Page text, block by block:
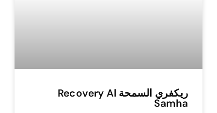
ريكفري السمحة Recovery Al
Samha